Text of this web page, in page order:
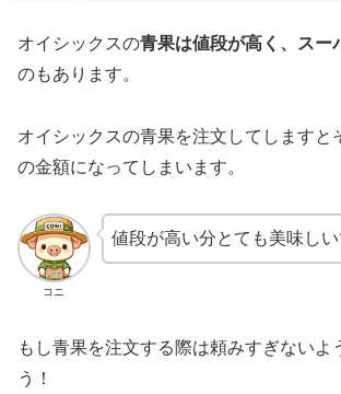
オイシックスの青果は値段が高く、スー
のもあります。
オイシックスの青果を注文してしますと
の金額になってしまいます。
コニ
値段が高い分とても美味しい
もし青果を注文する際は頼みすぎないよ
う！